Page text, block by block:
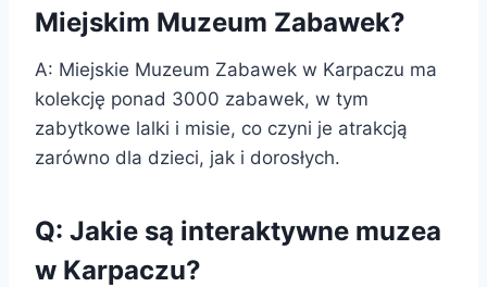
Miejskim Muzeum Zabawek?
A: Miejskie Muzeum Zabawek w Karpaczu ma
kolekcję ponad 3000 zabawek, w tym
zabytkowe lalki i misie, co czyni je atrakcją
zarówno dla dzieci, jak i dorosłych.
Q: Jakie są interaktywne muzea
w Karpaczu?